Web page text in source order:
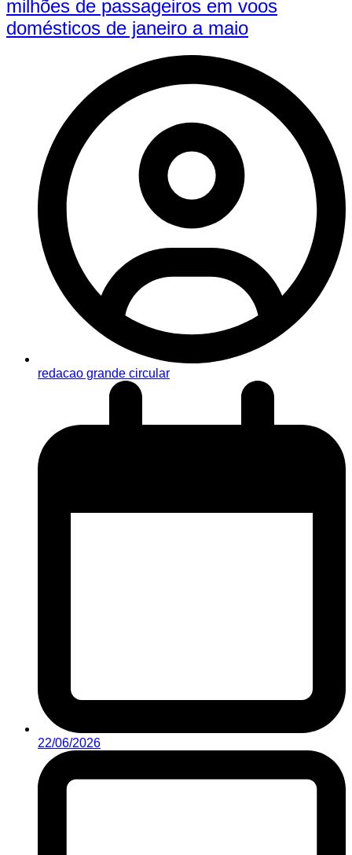
milhões de passageiros em voos
domésticos de janeiro a maio
redacao grande circular
22/06/2026